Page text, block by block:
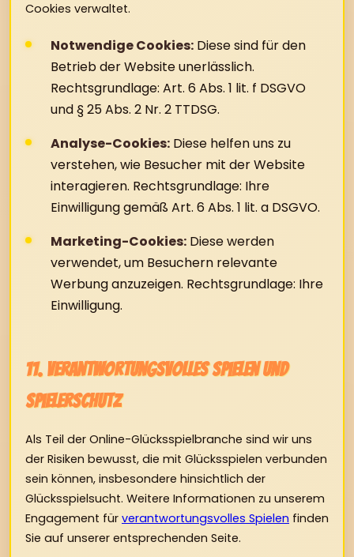
Cookies verwaltet.
Notwendige Cookies: Diese sind für den
Betrieb der Website unerlässlich.
Rechtsgrundlage: Art. 6 Abs. 1 lit. f DSGVO
und § 25 Abs. 2 Nr. 2 TTDSG.
Analyse-Cookies: Diese helfen uns zu
verstehen, wie Besucher mit der Website
interagieren. Rechtsgrundlage: Ihre
Einwilligung gemäß Art. 6 Abs. 1 lit. a DSGVO.
Marketing-Cookies: Diese werden
verwendet, um Besuchern relevante
Werbung anzuzeigen. Rechtsgrundlage: Ihre
Einwilligung.
11. Verantwortungsvolles Spielen und
Spielerschutz
Als Teil der Online-Glücksspielbranche sind wir uns
der Risiken bewusst, die mit Glücksspielen verbunden
sein können, insbesondere hinsichtlich der
Glücksspielsucht. Weitere Informationen zu unserem
Engagement für verantwortungsvolles Spielen finden
Sie auf unserer entsprechenden Seite.